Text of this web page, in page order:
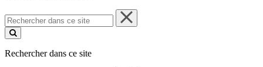
Rechercher
dans
ce
Rechercher dans ce site